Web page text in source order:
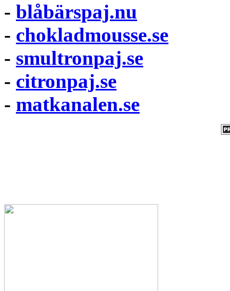
- blåbärspaj.nu
- chokladmousse.se
- smultronpaj.se
- citronpaj.se
- matkanalen.se